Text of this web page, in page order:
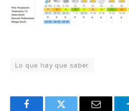
Lo que hay que saber